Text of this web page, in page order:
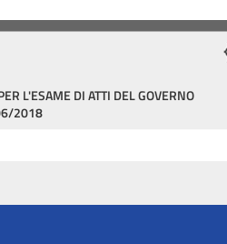
L'ESAME DI ATTI DEL GOVERNO
2018